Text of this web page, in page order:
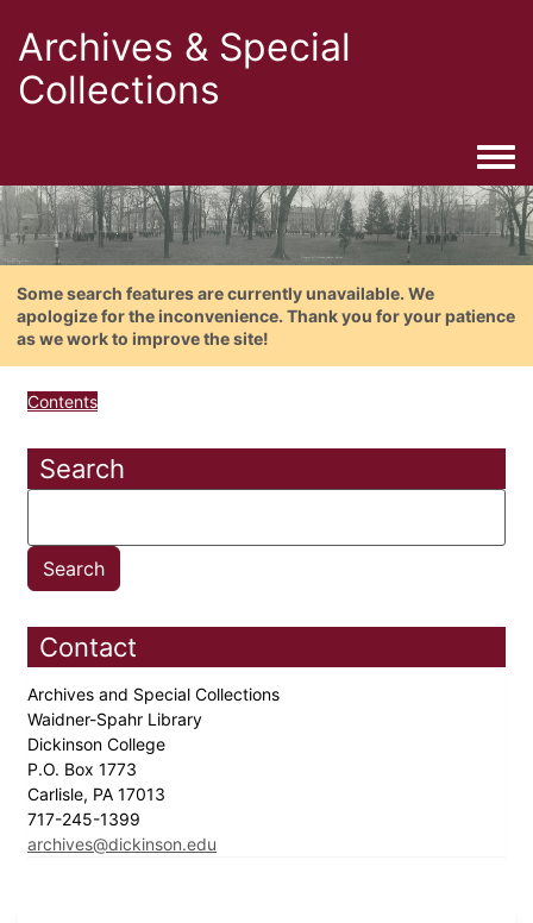
Archives & Special
Collections
Some search features are currently unavailable. We
apologize for the inconvenience. Thank you for your patience
as we work to improve the site!
Contents
Search
Contact
Archives and Special Collections
Waidner-Spahr Library
Dickinson College
P.O. Box 1773
Carlisle, PA 17013
717-245-1399
archives@dickinson.edu